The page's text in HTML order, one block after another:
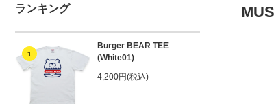
ランキング
1
Burger BEAR TEE
(White01)
4,200円(税込)